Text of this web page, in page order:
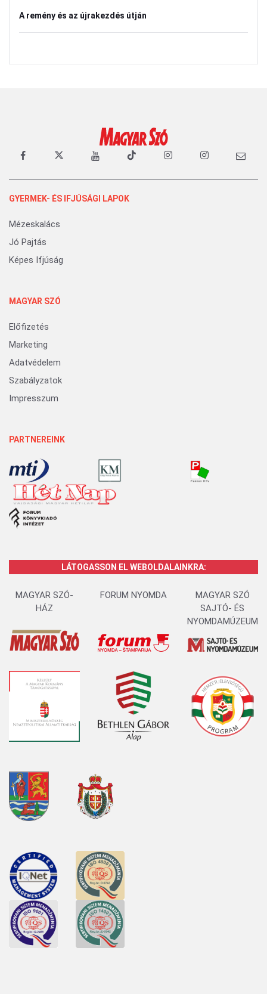
A remény és az újrakezdés útján
GYERMEK- ÉS IFJÚSÁGI LAPOK
Mézeskalács
Jó Pajtás
Képes Ifjúság
MAGYAR SZÓ
Előfizetés
Marketing
Adatvédelem
Szabályzatok
Impresszum
PARTNEREINK
LÁTOGASSON EL WEBOLDALAINKRA:
MAGYAR SZÓ-
HÁZ
FORUM NYOMDA
MAGYAR SZÓ
SAJTÓ- ÉS
NYOMDAMÚZEUM